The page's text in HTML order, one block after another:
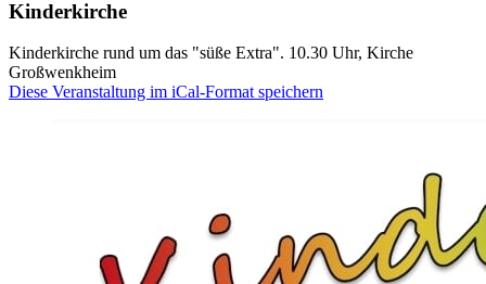
Kinderkirche
Kinderkirche rund um das "süße Extra". 10.30 Uhr, Kirche
Großwenkheim
Diese Veranstaltung im iCal-Format speichern